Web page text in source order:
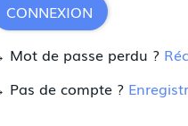
CONNEXION
Mot de passe perdu ?
Pas de compte ?